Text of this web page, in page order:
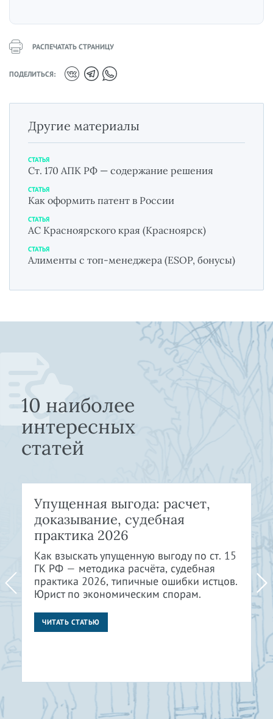
РАСПЕЧАТАТЬ СТРАНИЦУ
ПОДЕЛИТЬСЯ:
Другие материалы
СТАТЬЯ
Ст. 170 АПК РФ — содержание решения
СТАТЬЯ
Как оформить патент в России
СТАТЬЯ
АС Красноярского края (Красноярск)
СТАТЬЯ
Алименты с топ-менеджера (ESOP, бонусы)
10 наиболее
интересных
статей
Упущенная выгода: расчет,
доказывание, судебная
практика 2026
Как взыскать упущенную выгоду по ст. 15
ГК РФ — методика расчёта, судебная
практика 2026, типичные ошибки истцов.
Юрист по экономическим спорам.
ЧИТАТЬ СТАТЬЮ